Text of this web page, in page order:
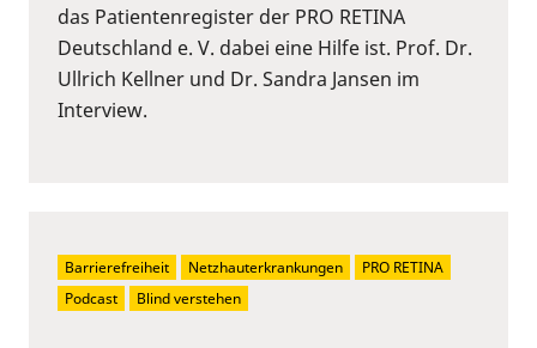
das Patientenregister der PRO RETINA
Deutschland e. V. dabei eine Hilfe ist. Prof. Dr.
Ullrich Kellner und Dr. Sandra Jansen im
Interview.
Barrierefreiheit Netzhauterkrankungen
PRO RETINA
Podcast
Blind verstehen